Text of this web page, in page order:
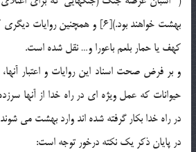
بهشت خواهند بود.)[6] و همچنين
كهف يا حمار بلعم باعورا و… نقل شده است.
و بر فرض صحت اسناد اين روايات و اعتبار
حيوانات كه عمل ويژه اي در راه خدا از آنها
در راه خدا بكار گرفته شده اند وارد بهشت مي
در پايان ذكر يك نكته درخور توجه است: